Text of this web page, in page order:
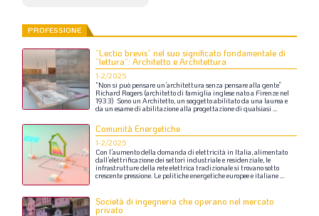
PROFESSIONE
“Lectio brevis” nel suo significato fondamentale di
“lettura”: Architetto e Architettura
1-2/2025
“Non si può pensare un’architettura senza pensarealla gente”
Richard Rogers (architettodi famiglia inglese natoa Firenze nel
1933) Sono un Architetto, un soggettoabilitatoda una laurea e
da un esamedi abilitazionealla progettazionedi qualsiasi ...
Comunità Energetiche
1-2/2025
Con l’aumentodella domanda di elettricità in Italia,alimentato
dall’elettrificazionedei settori industrialee residenziale, le
infrastrutturedella reteelettrica tradizionalesi trovanosotto
crescente pressione. Le politicheenergeticheeuropeeeitaliane...
Società di ingegneria che operano nel mercato
privato